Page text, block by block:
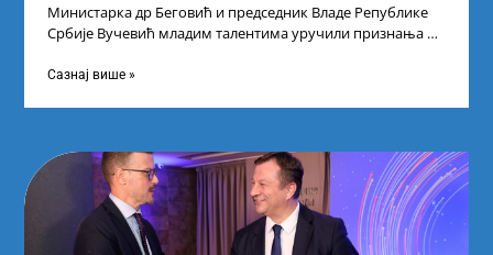
Министарка др Беговић и председник Владе Републике
Србије Вучевић младим талентима уручили признања У
Сазнај више »